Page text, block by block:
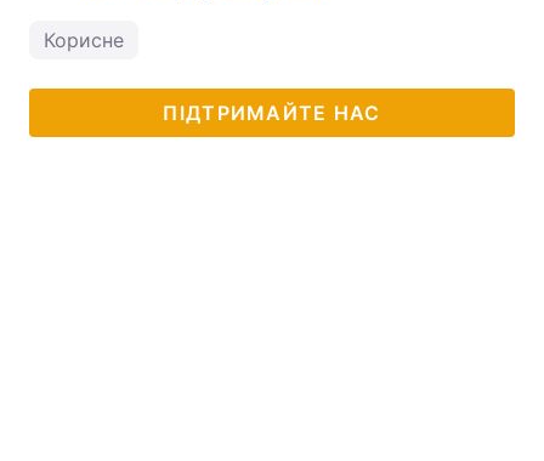
Корисне
ПІДТРИМАЙТЕ НАС